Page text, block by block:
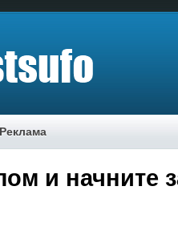
Реклама
и начните